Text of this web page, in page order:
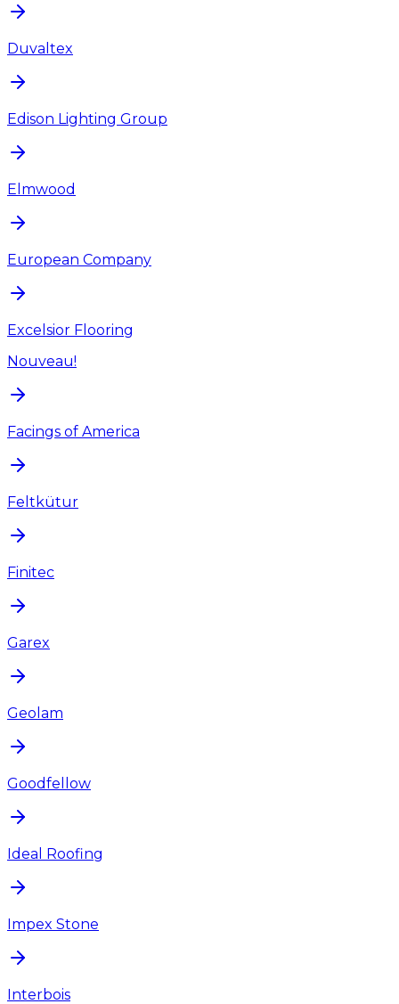
Duvaltex
Edison Lighting Group
Elmwood
European Company
Excelsior Flooring
Nouveau!
Facings of America
Feltkütur
Finitec
Garex
Geolam
Goodfellow
Ideal Roofing
Impex Stone
Interbois